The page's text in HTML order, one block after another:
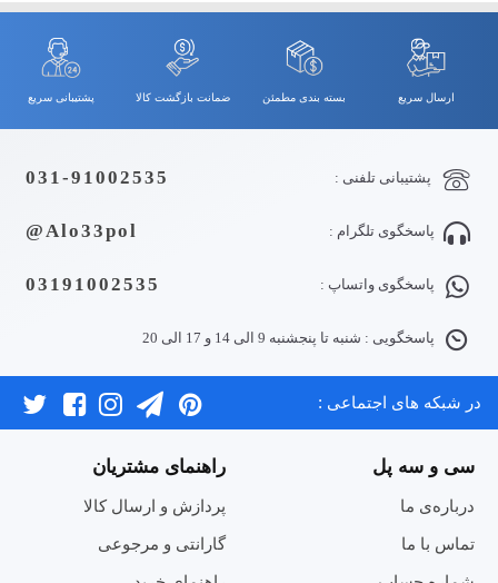
ارسال سریع بسته بندی مطمئن ضمانت بازگشت کالا پشتیبانی سریع
پشتیبانی تلفنی : 031-91002535
پاسخگوی تلگرام : Alo33pol@
پاسخگوی واتساپ : 03191002535
پاسخگویی : شنبه تا پنجشنبه 9 الی 14 و 17 الی 20
در شبکه های اجتماعی :
سی و سه پل
درباره‌ی ما
تماس با ما
راهنمای مشتریان
پردازش و ارسال کالا
گارانتی و مرجوعی